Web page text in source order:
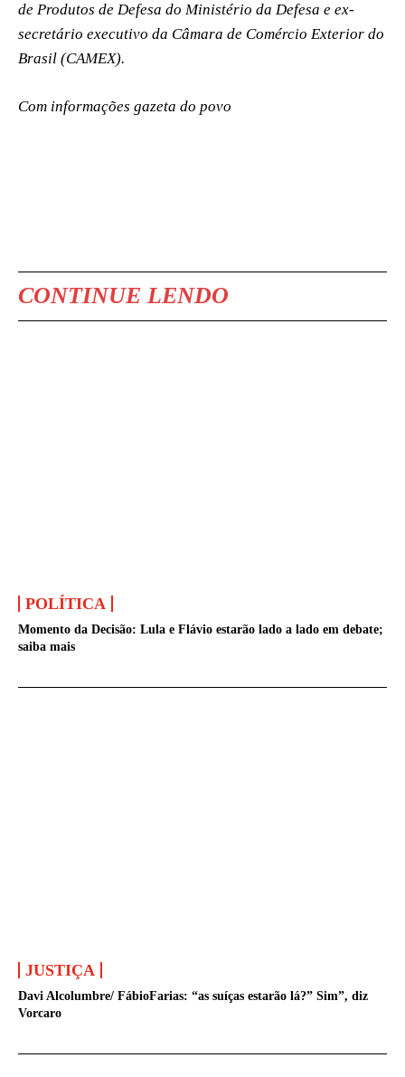
de Produtos de Defesa do Ministério da Defesa e ex-
secretário executivo da Câmara de Comércio Exterior do
Brasil (CAMEX).
Com informações gazeta do povo
CONTINUE LENDO
POLÍTICA
Momento da Decisão: Lula e Flávio estarão lado a lado em debate;
saiba mais
JUSTIÇA
Davi Alcolumbre/ FábioFarias: “as suíças estarão lá?” Sim”, diz
Vorcaro